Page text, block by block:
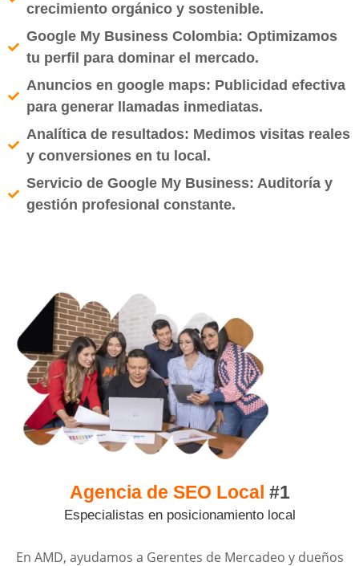
crecimiento orgánico y sostenible.
Google My Business Colombia: Optimizamos
tu perfil para dominar el mercado.
Anuncios en google maps: Publicidad efectiva
para generar llamadas inmediatas.
Analítica de resultados: Medimos visitas reales
y conversiones en tu local.
Servicio de Google My Business: Auditoría y
gestión profesional constante.
Agencia de SEO Local #1
Especialistas en posicionamiento local
En AMD, ayudamos a Gerentes de Mercadeo y dueños